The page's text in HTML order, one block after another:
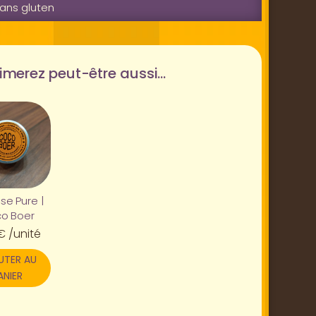
gluten
peut-être aussi…
Pure |
Boer
/unité
AU